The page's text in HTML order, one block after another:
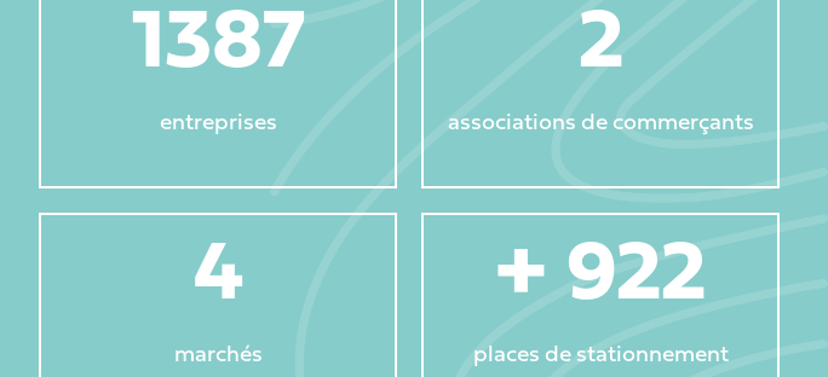
1466
entreprises
4
marchés
2
associations de commerçants
+ 975
places de stationnement